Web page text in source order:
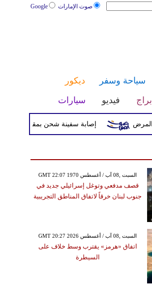
صوت الإمارات Google
سياحة وسفر
ديكور
أبراج فيديو سيارات
إصابة سفينة شحن بمقذوف مجهول قرب
GMT 22:07 1970 السبت ,08 آب / أغسطس
قصف مدفعي وتوغل إسرائيلي جديد في
جنوب لبنان خرقاً لاتفاق المناطق التجريبية
GMT 20:27 2026 السبت ,08 آب / أغسطس
اتفاق «هرمز» يقترب وسط خلاف على
السيطرة